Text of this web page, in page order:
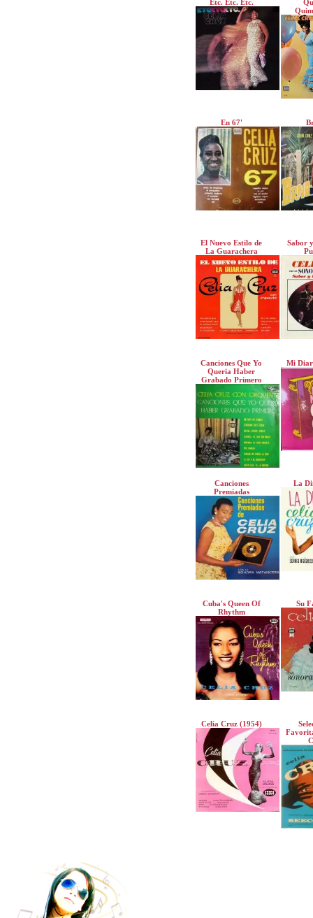
Etc. Etc. Etc.
En 67'
El Nuevo Estilo de
La Guarachera
Sabor
Canciones Que Yo
Queria Haber
Grabado Primero
Mi
Canciones
Premiadas
La
Cuba's Queen Of
Rhythm
Su
Celia Cruz (1954)